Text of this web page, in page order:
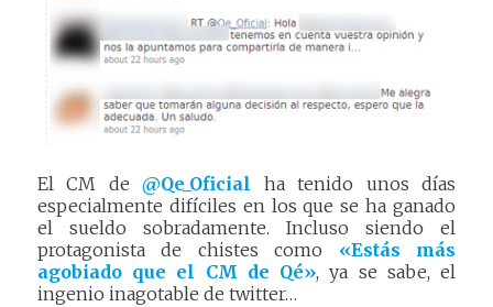
El CM de@Qe_Oficial ha tenido unos días
especialmente difíciles en los que se ha ganado
el sueldo sobradamente. Incluso siendo el
protagonista de chistes como «Estás más
agobiado que el CM de Qé», ya se sabe, el
ingenio inagotable de twitter…